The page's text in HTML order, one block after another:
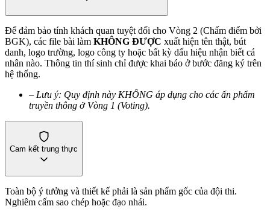
Để đảm bảo tính khách quan tuyệt đối cho Vòng 2 (Chấm điểm bởi
BGK), các file bài làm KHÔNG ĐƯỢC xuất hiện tên thật, bút
danh, logo trường, logo công ty hoặc bất kỳ dấu hiệu nhận biết cá
nhân nào. Thông tin thí sinh chỉ được khai báo ở bước đăng ký trên
hệ thống.
– Lưu ý: Quy định này KHÔNG áp dụng cho các ấn phẩm
truyền thông ở Vòng 1 (Voting).
Cam kết trung thực
Toàn bộ ý tưởng và thiết kế phải là sản phẩm gốc của đội thi.
Nghiêm cấm sao chép hoặc đạo nhái.